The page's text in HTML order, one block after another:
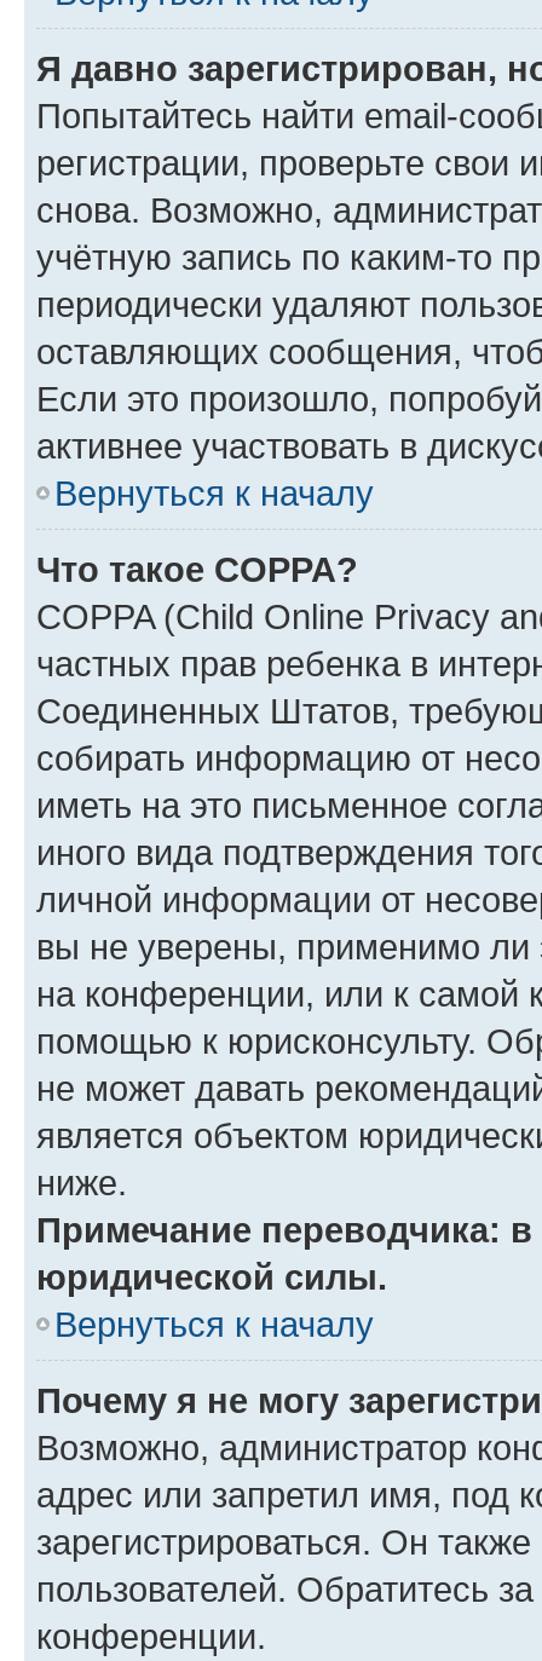
Я давно зарегистрирован,
Попытайтесь найти email-
регистрации, проверьте свои
снова. Возможно,
учётную запись по каким-то
периодически удаляют
оставляющих сообщения,
Если это произошло,
активнее участвовать в
Вернуться к началу
Что такое COPPA?
COPPA (Child Online Privacy
частных прав ребенка в
Соединенных Штатов,
собирать информацию от
иметь на это письменное
иного вида подтверждения
личной информации от
вы не уверены, применимо ли
на конференции, или к самой
помощью к юрисконсульту.
не может давать
является объектом
ниже.
Примечание переводчика:
юридической силы.
Вернуться к началу
Почему я не могу
Возможно, администратор
адрес или запретил имя, под
зарегистрироваться. Он
пользователей. Обратитесь
конференции.